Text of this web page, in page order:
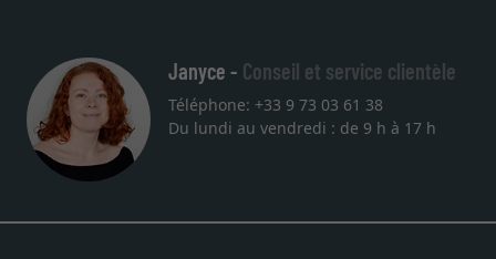
Janyce - Conseil et service clientèle
Téléphone: +33 9 73 03 61 38
Du lundi au vendredi : de 9 h à 17 h